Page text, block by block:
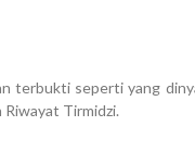
terbukti seperti yang
Riwayat Tirmidzi.